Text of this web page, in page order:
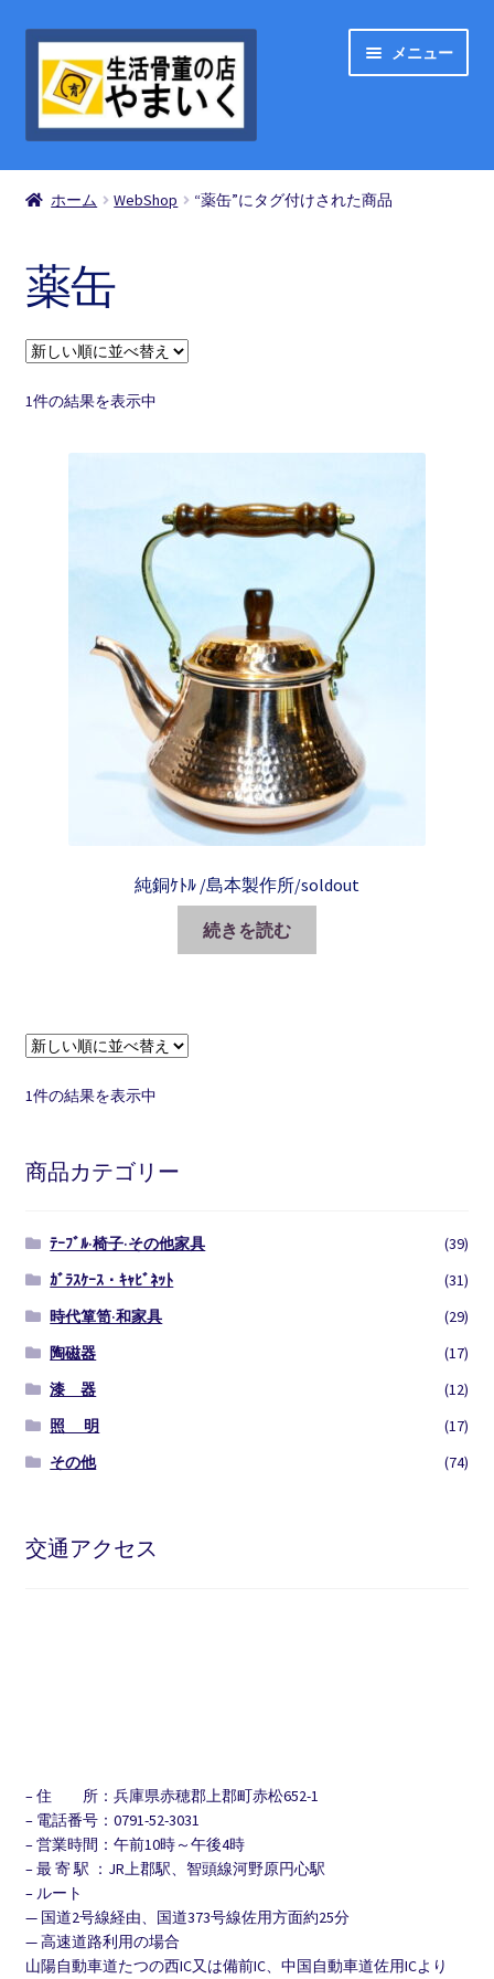
ナ
ー
ン
ス
キ
プ
コ
ン
ス
ッ
プ
メニュー
ShopList
買い物カゴ
お問い合わせ
マイアカウント
ホーム WebShop “薬缶”にタグ付けされた商品
薬缶
1件の結果を表示中
純銅ｹﾄﾙ /島本製作所/soldout
続きを読む
1件の結果を表示中
商品カテゴリー
ﾃｰﾌﾞﾙ·椅子·その他家具
(39)
ｶﾞﾗｽｹｰｽ・ｷｬﾋﾞﾈｯﾄ
(31)
時代箪笥·和家具
(29)
陶磁器
(17)
漆 器
(12)
照 明
(17)
その他
(74)
交通アクセス
– 住 所：兵庫県赤穂郡上郡町赤松652-1
– 電話番号：0791-52-3031
– 営業時間：午前10時～午後4時
– 最 寄 駅 ：JR上郡駅、智頭線河野原円心駅
– ルート
— 国道2号線経由、国道373号線佐用方面約25分
— 高速道路利用の場合
山陽自動車道たつの西IC又は備前IC、中国自動車道佐用ICより